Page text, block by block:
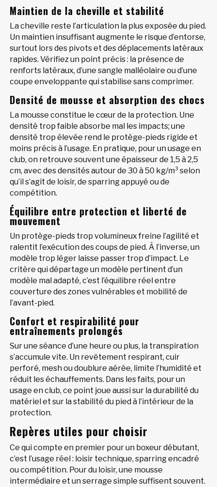
Maintien de la cheville et stabilité
La cheville reste l’articulation la plus exposée du pied.
Un maintien insuffisant augmente le risque d’entorse,
surtout lors des pivots et des déplacements latéraux
rapides. Vérifiez un point précis : la présence de
renforts latéraux, d’une sangle malléolaire ou d’une
coupe enveloppante qui stabilise sans comprimer.
Densité de mousse et absorption des chocs
La mousse constitue le cœur de la protection. Une
densité trop faible absorbe mal les impacts; une
densité trop élevée rend le protège-pieds rigide et
moins précis à l’usage. En pratique, pour un usage en
club, on retrouve souvent une épaisseur de 1,5 à 2,5
cm, avec des densités autour de 30 à 50 kg/m³ selon
qu’il s’agit de loisir, de sparring appuyé ou de
compétition.
Équilibre entre protection et liberté de
mouvement
Un protège-pieds trop volumineux freine l’agilité et
ralentit l’exécution des coups de pied. À l’inverse, un
modèle trop léger laisse passer trop d’impact. Le
critère qui départage un modèle pertinent d’un
modèle mal adapté, c’est l’équilibre réel entre
couverture des zones vulnérables et mobilité de
l’avant-pied.
Confort et respirabilité pour
entraînements prolongés
Sur une séance d’une heure ou plus, la transpiration
s’accumule vite. Un revêtement respirant, cuir
perforé, mesh ou doublure aérée, limite l’humidité et
réduit les échauffements. Dans les faits, pour un
usage en club, ce point joue aussi sur la durabilité du
matériel et sur la stabilité du pied à l’intérieur de la
protection.
Repères utiles pour choisir
Ce qui compte en premier pour un boxeur débutant,
c’est l’usage réel : loisir technique, sparring encadré
ou compétition. Pour du loisir, une mousse
intermédiaire et un serrage simple suffisent souvent.